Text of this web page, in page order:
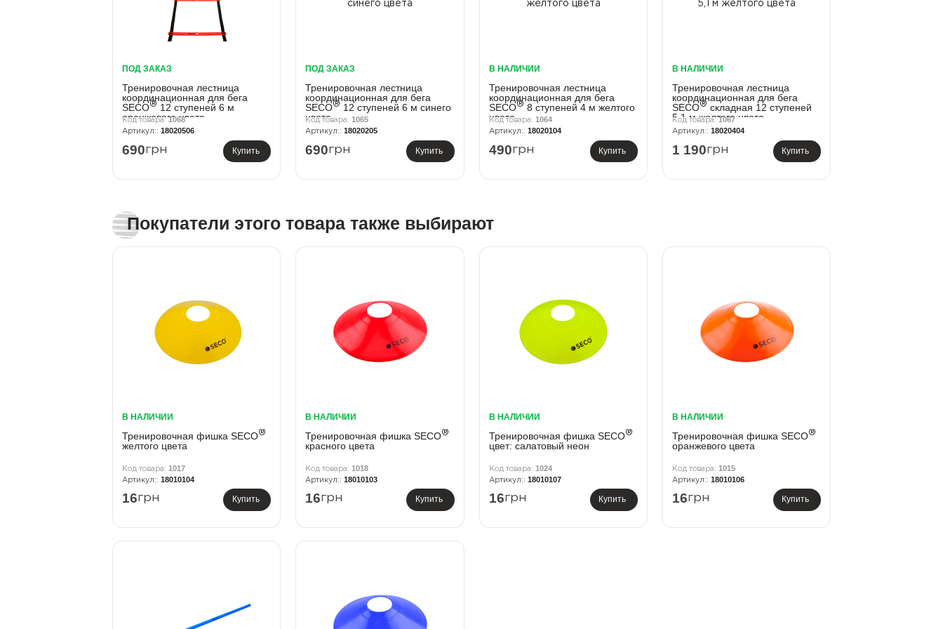
ПОД ЗАКАЗ
Тренировочная лестница
координационная для бега
SECO® 12 ступеней 6 м
оранжевого цвета
1068
18020506
690грн Купить
ПОД ЗАКАЗ
Тренировочная лестница
координационная для бега
SECO® 12 ступеней 6 м синего
цвета
1065
18020205
690грн Купить
В НАЛИЧИИ
Тренировочная лестница
координационная для бега
SECO® 8 ступеней 4 м желтого
цвета
1064
18020104
490грн Купить
В НАЛИЧИИ
Тренировочная лестница
координационная для бега
SECO® складная 12 ступеней
5,1 м желтого цвета
1067
18020404
1 190грн Купить
Покупатели этого товара также выбирают
В НАЛИЧИИ
Тренировочная фишка SECO®
желтого цвета
1017
18010104
16грн Купить
В НАЛИЧИИ
Тренировочная фишка SECO®
красного цвета
1018
18010103
16грн Купить
В НАЛИЧИИ
Тренировочная фишка SECO®
цвет: салатовый неон
1024
18010107
16грн Купить
В НАЛИЧИИ
Тренировочная фишка SECO®
оранжевого цвета
1015
18010106
16грн Купить